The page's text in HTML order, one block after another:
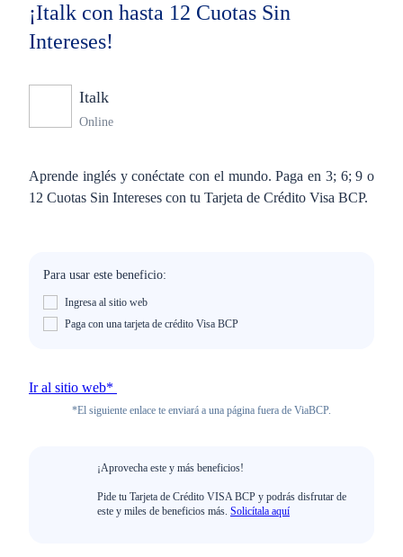
¡Italk con hasta 12 Cuotas Sin
Intereses!
Italk
Online
Aprende inglés y conéctate con el mundo. Paga en 3; 6; 9 o
12 Cuotas Sin Intereses con tu Tarjeta de Crédito Visa BCP.
Para usar este beneficio:
Ingresa al sitio web
Paga con una tarjeta de crédito Visa BCP
Ir al sitio web*
*El siguiente enlace te enviará a una página fuera de ViaBCP.
¡Aprovecha este y más beneficios!
Pide tu Tarjeta de Crédito VISA BCP y podrás disfrutar de
este y miles de beneficios más. Solicítala aquí